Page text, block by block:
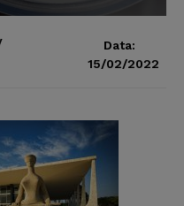
Data:
15/02/2022